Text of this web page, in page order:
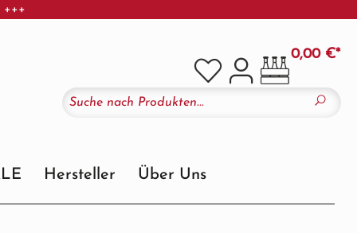
0,00 €*
Hersteller Über Uns